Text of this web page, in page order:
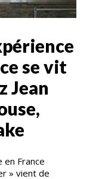
se vit
Jean
France
» vient de